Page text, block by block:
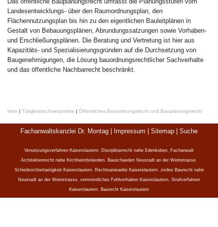
Landesentwicklungs- über den Raumordnungsplan, den
Flächennutzungsplan bis hin zu den eigentlichen Bauleitplänen in
Gestalt von Bebauungsplänen, Abrundungssatzungen sowie Vorhaben-
und Erschließungsplänen. Die Beratung und Vertretung ist hier aus
Kapazitäts- und Spezialisierungsgründen auf die Durchsetzung von
Baugenehmigungen, die Lösung bauordnungsrechtlicher Sachverhalte
und das öffentliche Nachbarrecht beschränkt.
Intro | Tätigkeitsschwerpunkte | Öffentliches Bauordnungsrecht und Bauplanungsrecht
Fachanwaltskanzlei Dr. Montag | Impressum Sitemap Suche
Versetzungsverfahren Kaiserslautern, Disziplinarrecht nahe Edenkoben, Fachanwalt
Architektenrecht nahe Kirchheimbolanden, Bauschaeden Neustadt an der Weinstrasse,
Schiedsrichtertaetigkeit Kaiserslautern, Rechtsanwaelte Kaiserslautern, ziviles Baurecht nahe
Neustadt an der Weinstrasse, vermeintliches Fehlverhalten Kaiserslautern, Strafverfahren
Kaiserslautern, Baurecht Kaiserslautern